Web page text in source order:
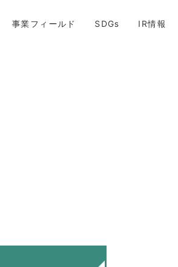
事業フィールド SDGs IR情報